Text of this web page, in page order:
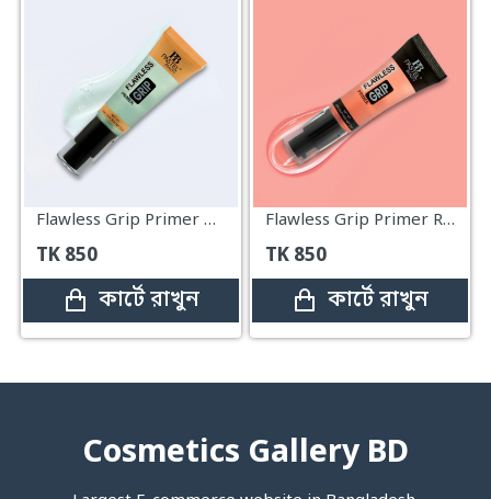
Flawless Grip Primer Green
TK 850
কার্টে রাখুন
Flawless Grip Primer Red 25ml
TK 850
কার্টে রাখুন
Cosmetics Gallery BD